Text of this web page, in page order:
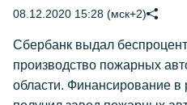
08.12.2020 15:28 (мск+2)
Сбербанк выдал
производство пожарных
области. Финансирование в